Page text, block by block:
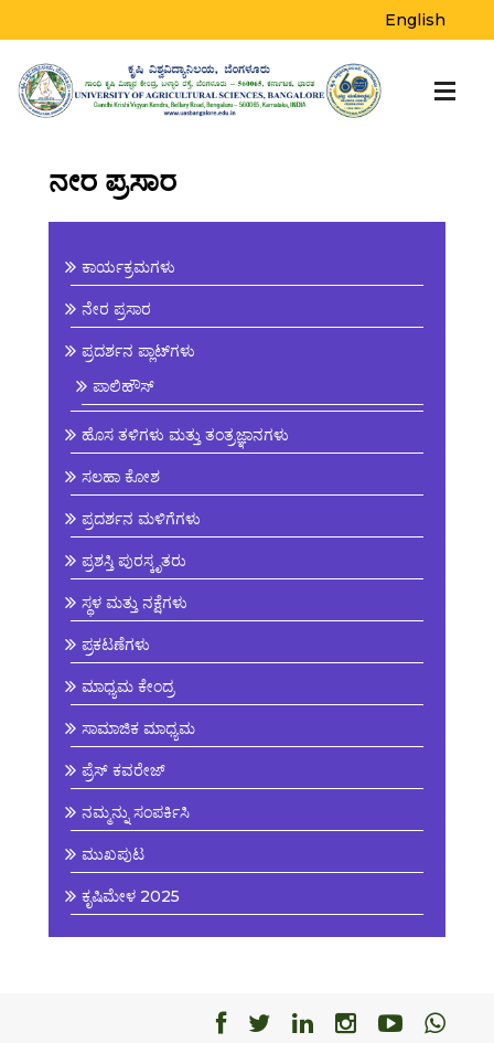
English
ನೇರ ಪ್ರಸಾರ
ಕಾರ್ಯಕ್ರಮಗಳು
ನೇರ ಪ್ರಸಾರ
ಪ್ರದರ್ಶನ ಪ್ಲಾಟ್‌ಗಳು
ಪಾಲಿಹೌಸ್
ಹೊಸ ತಳಿಗಳು ಮತ್ತು ತಂತ್ರಜ್ಞಾನಗಳು
ಸಲಹಾ ಕೋಶ
ಪ್ರದರ್ಶನ ಮಳಿಗೆಗಳು
ಪ್ರಶಸ್ತಿ ಪುರಸ್ಕೃತರು
ಸ್ಥಳ ಮತ್ತು ನಕ್ಷೆಗಳು
ಪ್ರಕಟಣೆಗಳು
ಮಾಧ್ಯಮ ಕೇಂದ್ರ
ಸಾಮಾಜಿಕ ಮಾಧ್ಯಮ
ಪ್ರೆಸ್ ಕವರೇಜ್
ನಮ್ಮನ್ನು ಸಂಪರ್ಕಿಸಿ
ಮುಖಪುಟ
ಕೃಷಿಮೇಳ 2025
Facebook
Facebook
Facebook
Facebook